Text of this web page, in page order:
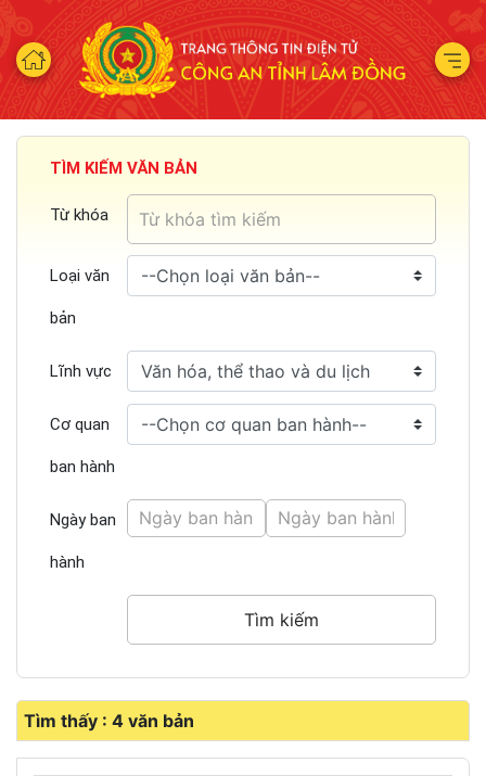
TÌM KIẾM VĂN BẢN
Từ khóa
Loại văn
bản
Lĩnh vực
Cơ quan
ban hành
Ngày ban
hành
Tìm thấy : 4 văn bản